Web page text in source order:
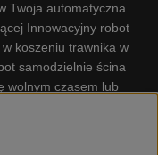
Twoja automatyczna
Innowacyjny robot
koszeniu trawnika w
samodzielnie ścina
wolnym czasem lub
Gplshop